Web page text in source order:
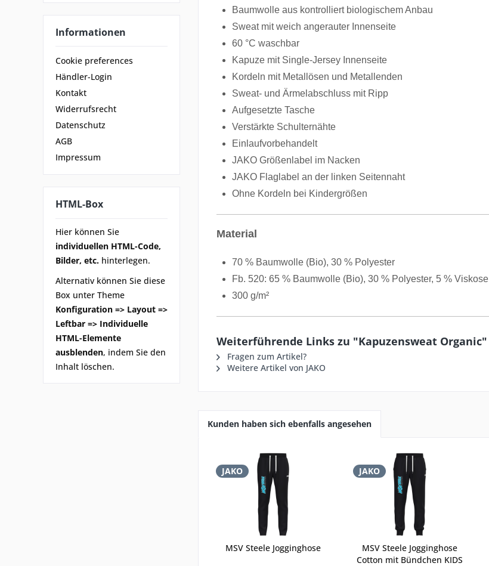
Informationen
Cookie preferences
Händler-Login
Kontakt
Widerrufsrecht
Datenschutz
AGB
Impressum
HTML-Box
Hier können Sie
individuellen HTML-Code,
Bilder, etc. hinterlegen.
Alternativ können Sie diese
Box unter Theme
Konfiguration => Layout =>
Leftbar => Individuelle
HTML-Elemente
ausblenden, indem Sie den
Inhalt löschen.
Baumwolle aus kontrolliert biologischem Anbau
Sweat mit weich angerauter Innenseite
60 °C waschbar
Kapuze mit Single-Jersey Innenseite
Kordeln mit Metallösen und Metallenden
Sweat- und Ärmelabschluss mit Ripp
Aufgesetzte Tasche
Verstärkte Schulternähte
Einlaufvorbehandelt
JAKO Größenlabel im Nacken
JAKO Flaglabel an der linken Seitennaht
Ohne Kordeln bei Kindergrößen
Material
70 % Baumwolle (Bio), 30 % Polyester
Fb. 520: 65 % Baumwolle (Bio), 30 % Polyester, 5 % Viskose
300 g/m²
Weiterführende Links zu "Kapuzensweat Organic"
Fragen zum Artikel?
Weitere Artikel von JAKO
Kunden haben sich ebenfalls angesehen
JAKO
MSV Steele Jogginghose
JAKO
MSV Steele Jogginghose
Cotton mit Bündchen KIDS